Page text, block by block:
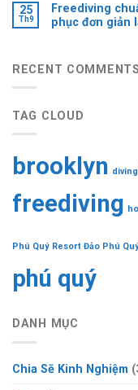
25
Th9
Freediving
phục đơn giản
RECENT COMMENTS
TAG CLOUD
brooklyn diving
freediving
Phú Quý Resort Đảo Phú Quý
phú quý
DANH MỤC
Chia Sẽ Kinh Nghiệm